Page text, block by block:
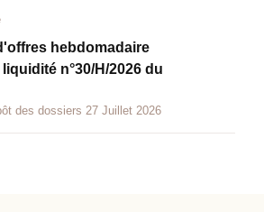
hebdomadaire
n°30/H/2026 du
des dossiers 27 Juillet 2026